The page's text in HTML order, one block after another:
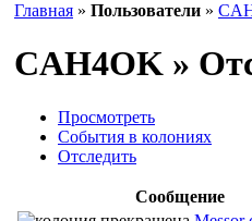
Главная » Пользователи »
CAH4OK »
Просмотреть
События в колониях
Отследить
Сообщение